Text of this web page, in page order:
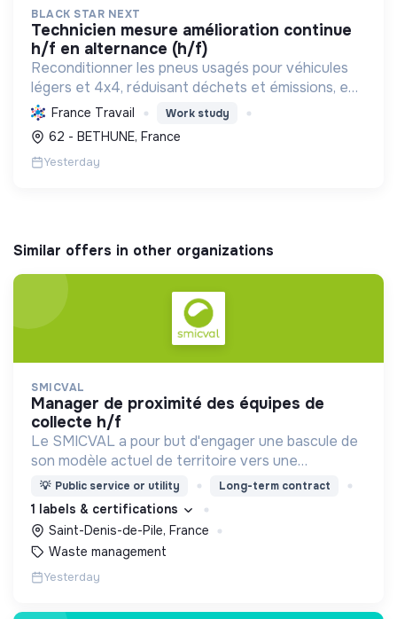
BLACK STAR NEXT
technicien mesure amélioration continue
h/f en alternance (h/f)
Reconditionner les pneus usagés pour véhicules
légers et 4x4, réduisant déchets et émissions, en
promouvant l'économie circulaire et la
souveraineté industrielle française, tout en créant
des emplois ...
France Travail Work study
62 - BETHUNE, France
Yesterday
Similar offers in other organizations
SMICVAL
manager de proximité des équipes de
collecte h/f
Le SMICVAL a pour but d'engager une bascule de
son modèle actuel de territoire vers une
dynamique positive Zero Waste.
💡 Public service or utility Long-term contract
1 labels & certifications
Saint-Denis-de-Pile, France
Waste management
Yesterday